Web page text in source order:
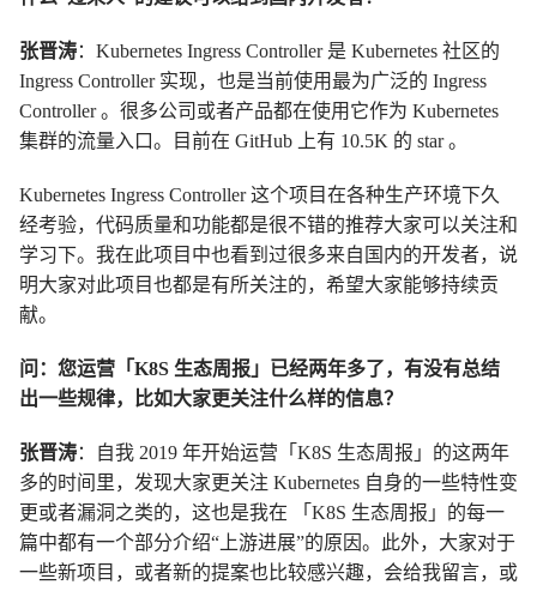
张晋涛：Kubernetes Ingress Controller 是 Kubernetes 社区的
Ingress Controller 实现，也是当前使用最为广泛的 Ingress
Controller 。很多公司或者产品都在使用它作为 Kubernetes
集群的流量入口。目前在 GitHub 上有 10.5K 的 star 。
Kubernetes Ingress Controller 这个项目在各种生产环境下久
经考验，代码质量和功能都是很不错的推荐大家可以关注和
学习下。我在此项目中也看到过很多来自国内的开发者，说
明大家对此项目也都是有所关注的，希望大家能够持续贡
献。
问：您运营「K8S 生态周报」已经两年多了，有没有总结
出一些规律，比如大家更关注什么样的信息？
张晋涛：自我 2019 年开始运营「K8S 生态周报」的这两年
多的时间里，发现大家更关注 Kubernetes 自身的一些特性变
更或者漏洞之类的，这也是我在 「K8S 生态周报」的每一
篇中都有一个部分介绍“上游进展”的原因。此外，大家对于
一些新项目，或者新的提案也比较感兴趣，会给我留言，或